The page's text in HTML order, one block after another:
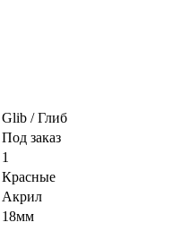
Glib / Глиб
Под заказ
1
Красные
Акрил
18мм